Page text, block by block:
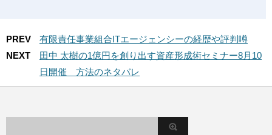
PREV
有限責任事業組合ITエージェンシーの経歴や評判噂
NEXT
田中 太樹の1億円を創り出す資産形成術セミナー8月10
日開催 方法のネタバレ